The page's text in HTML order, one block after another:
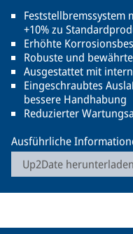
Feststellbremssystem
+10% zu
Erhöhte
Robuste und
Ausgestattet mit
Eingeschraubtes
bessere Handhabung
Reduzierter
Ausführliche
Up2Date herunterladen